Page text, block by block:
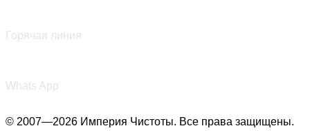
Горячая линия
Whats App
© 2007—2026 Империя Чистоты. Все права защищены.